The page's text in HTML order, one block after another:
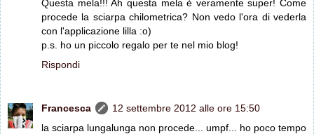
Questa mela!!! Ah questa mela è veramente super! Come
procede la sciarpa chilometrica? Non vedo l'ora di vederla
con l'applicazione lilla :o)
p.s. ho un piccolo regalo per te nel mio blog!
Rispondi
Francesca
12 settembre 2012 alle ore 15:50
la sciarpa lungalunga non procede... umpf... ho poco tempo